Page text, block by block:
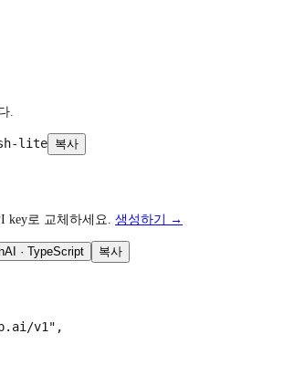
.
lite 복사
key로 교체하세요. 생성하기 →
· TypeScript 복사
v1",